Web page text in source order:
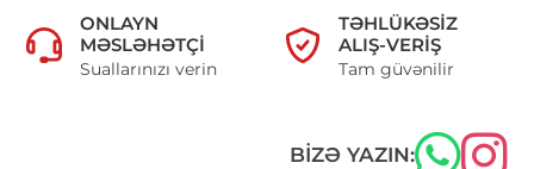
ONLAYN
MƏSLƏHƏTÇI
Suallarınızı verin
TƏHLÜKƏSIZ
ALIŞ-VERIŞ
Tam güvənilir
BIZƏ YAZIN: